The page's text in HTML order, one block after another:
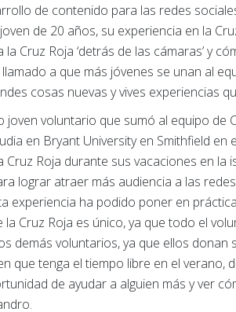
de contenido para las redes
de 20 años, su experiencia en la
Cruz Roja ‘detrás de las cámaras’ y
a que más jóvenes se unan al
cosas nuevas y vives experiencias
voluntario que sumó al equipo de
en Bryant University en Smithfield en
Roja durante sus vacaciones en la
lograr atraer más audiencia a las
experiencia ha podido poner en
Cruz Roja es único, ya que todo el
demás voluntarios, ya que ellos donan
que tenga el tiempo libre en el verano,
de ayudar a alguien más y ver